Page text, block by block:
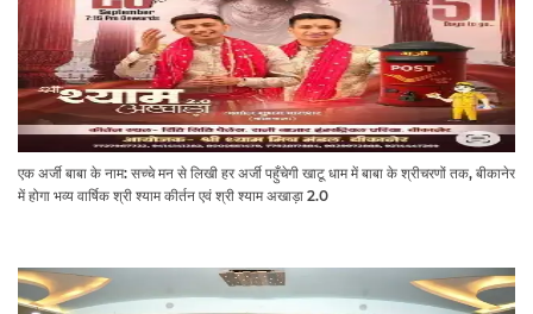
एक अर्जी बाबा के नाम: सच्चे मन से लिखी हर अर्जी पहुँचेगी खाटू धाम में बाबा के श्रीचरणों तक, बीकानेर
में होगा भव्य वार्षिक श्री श्याम कीर्तन एवं श्री श्याम अखाड़ा 2.0